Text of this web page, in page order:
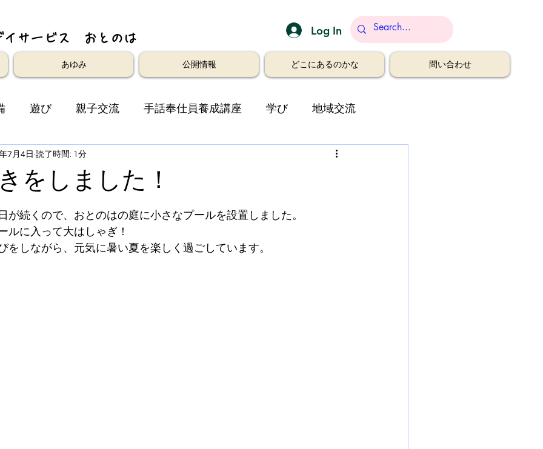
イサービス おとのは
あゆみ 公開情報 どこにあるのかな 問い合わせ
遊び 親子交流 手話奉仕員養成講座 学び 地域交流
をしました！
7月4日 読了時間: 1分
が続くので、おとのはの庭に小さなプールを設置しました。
ルに入って大はしゃぎ！
をしながら、元気に暑い夏を楽しく過ごしています。
Log In